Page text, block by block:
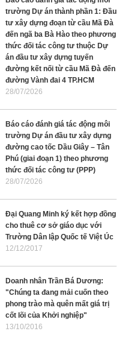
trường Dự án thành phần 1: Đầu
tư xây dựng đoạn từ cầu Mã Đà
đến ngã ba Bà Hào theo phương
thức đối tác công tư thuộc Dự
án đầu tư xây dựng tuyến
đường kết nối từ cầu Mã Đà đến
đường Vành đai 4 TP.HCM
28/07/2026
Báo cáo đánh giá tác động môi
trường Dự án đầu tư xây dựng
đường cao tốc Dầu Giây – Tân
Phú (giai đoạn 1) theo phương
thức đối tác công tư (PPP)
28/07/2026
Đại Quang Minh ký kết hợp đồng
cho thuê cơ sở giáo dục với
Trường Dân lập Quốc tế Việt Úc
12/12/2017
Doanh nhân Trần Bá Dương:
"Chúng ta đang mải cuốn theo
phong trào mà quên mất giá trị
cốt lõi của Khởi nghiệp"
13/10/2016